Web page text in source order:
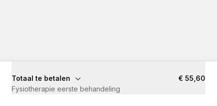
Totaal te betalen
€ 55,60
Fysiotherapie eerste behandeling